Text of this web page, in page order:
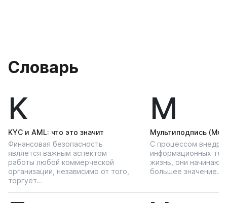
Словарь
K
KYС и AML: что это значит
Финансовая безопасность
является важным аспектом
работы любой коммерческой
организации, независимо от того,
торгует…
М
Мультиподпись
С процессом
информационных
жизнь, они начинают
большее значение…